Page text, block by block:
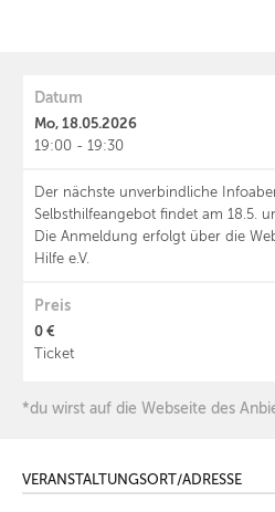
Datum
Mo, 18.05.2026
19:00 - 19:30
Der nächste unverbindliche
Selbsthilfeangebot findet am 18.5.
Die Anmeldung erfolgt über die
Hilfe e.V.
Preis
0 €
Ticket
*du wirst auf die Webseite des
VERANSTALTUNGSORT/ADRESSE